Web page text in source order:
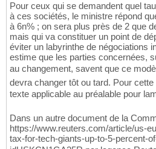
Pour ceux qui se demandent quel
à ces sociétés, le ministre répond
à 6n% ; on sera plus près de 2 que
mais qui va constituer un point de
éviter un labyrinthe de négociations
estime que les parties concernées,
au changement, savent que ce
devra changer tôt ou tard. Pour
texte applicable au préalable pour
Dans un autre document de la
https://www.reuters.com/article/us-
tax-for-tech-giants-up-to-5-percent-